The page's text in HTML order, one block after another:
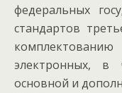
федеральных
стандартов
электронных, в
основной и